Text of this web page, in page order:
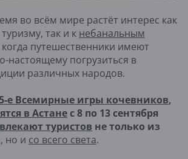
во всём мире растёт интерес как
так и к небанальным
когда путешественники имеют
настоящему погрузиться в
различных народов.
5-е Всемирные игры кочевников,
в Астанес 8 по 13 сентября
туристов не только из
, но и со всего света.